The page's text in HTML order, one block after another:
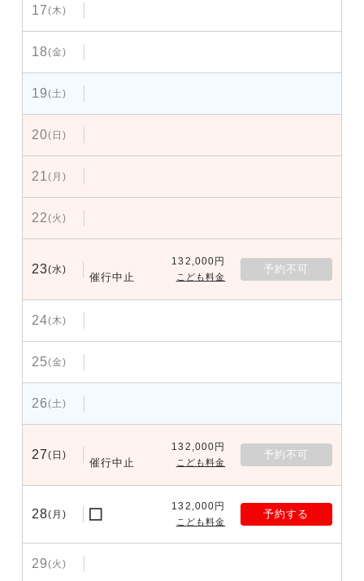
17(木)
18(金)
19(土)
20(日)
21(月)
22(火)
23(水)
催行中止
132,000円
こども料金
予約不可
24(木)
25(金)
26(土)
27(日)
催行中止
132,000円
こども料金
予約不可
28(月)
132,000円
こども料金
予約する
29(火)